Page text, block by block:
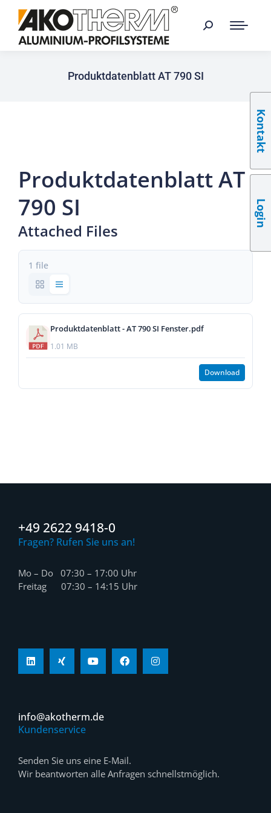
Produktdatenblatt AT 790 SI
Produktdatenblatt AT
790 SI
Attached Files
1 file
Produktdatenblatt - AT 790 SI Fenster.pdf
1.01 MB
Download
+49 2622 9418-0
Fragen? Rufen Sie uns an!
Mo – Do 07:30 – 17:00 Uhr
Freitag 07:30 – 14:15 Uhr
info@akotherm.de
Kundenservice
Senden Sie uns eine E-Mail.
Wir beantworten alle Anfragen schnellstmöglich.
Kontakt
Login